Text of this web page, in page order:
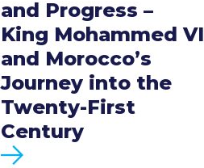
and Progress –
King Mohammed VI
and Morocco’s
Journey into the
Twenty-First
Century